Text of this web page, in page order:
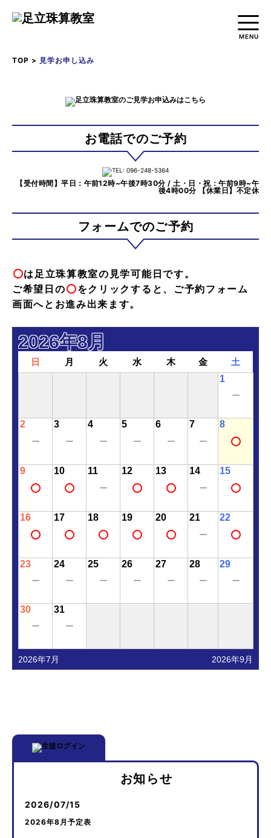
MENU
お問い合わせ
見学お申し込み
保護者・生徒ログイン
TOP > 見学お申し込み
お電話でのご予約
【受付時間】平日：午前12時~午後7時30分 /土・日・祝：午前9時~午
後4時00分
【休業日】不定休
フォームでのご予約
○
は足立珠算教室の見学可能日です。
ご希望日の
○
をクリックすると、ご予約フォーム
画面へとお進み出来ます。
2026年8月
日 月 火 水 木 金
土
1
ー
2
ー
3
ー
4
ー
5
ー
6
ー
7
ー
8
○
9
○
10
○
11
ー
12
○
13
○
14
ー
15
○
16
○
17
○
18
○
19
○
20
○
21
ー
22
○
23
ー
24
ー
25
ー
26
ー
27
ー
28
ー
29
ー
30
ー
31
ー
2026年7月 2026年9月
お知らせ
2026/07/15
2026年8月予定表